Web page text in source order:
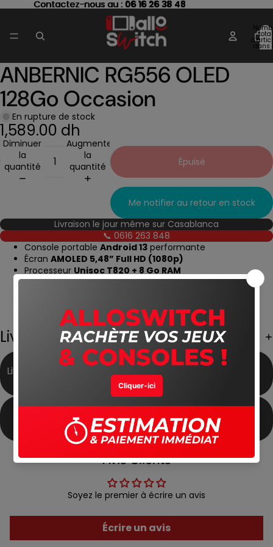
Contactez-nous au : 06 16 26 38 48
Contactez-nous au : 06 16 26 38 48
total
dans
Ouvrir
l’image
en
plein
écran
ANBERNIC RG556 OLED
128Go Occasion
En rupture de stock
1,589.00 dh
Diminuer
la
quantité
Augmenter
la
quantité
Épuisé
Me notifier au retour en stock
Livraison le jour même sur Casablanca
📞 0616 263 848
Console portable Android 13 performante
Écran AMOLED 5,48” Full HD (1080p)
Processeur Unisoc T820 + 8 Go RAM
Stockage128 Go extensible (microSD)
occasion en très bon état
Livraison Gratuite
Livraison Gratuite partout
Produits Authentiques Satisfait ou Remboursé
Avis Clients
Soyez le premier à écrire un avis
Écrire un avis